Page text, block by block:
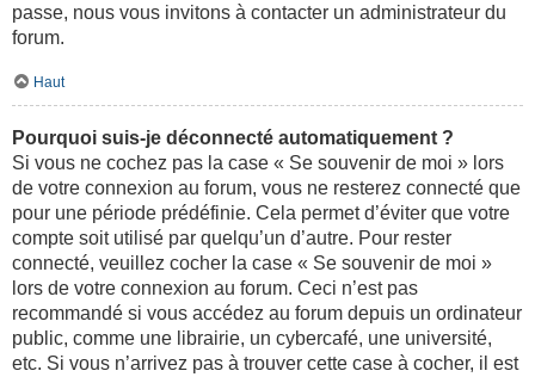
passe, nous vous invitons à contacter un administrateur du
forum.
Haut
Pourquoi suis-je déconnecté automatiquement ?
Si vous ne cochez pas la case « Se souvenir de moi » lors
de votre connexion au forum, vous ne resterez connecté que
pour une période prédéfinie. Cela permet d’éviter que votre
compte soit utilisé par quelqu’un d’autre. Pour rester
connecté, veuillez cocher la case « Se souvenir de moi »
lors de votre connexion au forum. Ceci n’est pas
recommandé si vous accédez au forum depuis un ordinateur
public, comme une librairie, un cybercafé, une université,
etc. Si vous n’arrivez pas à trouver cette case à cocher, il est